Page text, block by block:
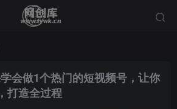
会做1个热门的短视频号，让你
打造全过程